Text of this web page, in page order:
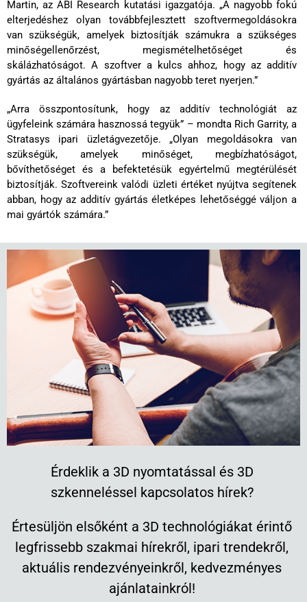
Martin, az ABI Research kutatási igazgatója. „A nagyobb fokú
elterjedéshez olyan továbbfejlesztett szoftvermegoldásokra
van szükségük, amelyek biztosítják számukra a szükséges
minőségellenőrzést, megismételhetőséget és
skálázhatóságot. A szoftver a kulcs ahhoz, hogy az additív
gyártás az általános gyártásban nagyobb teret nyerjen.”
„Arra összpontosítunk, hogy az additív technológiát az
ügyfeleink számára hasznossá tegyük” – mondta Rich Garrity, a
Stratasys ipari üzletágvezetője. „Olyan megoldásokra van
szükségük, amelyek minőséget, megbízhatóságot,
bővíthetőséget és a befektetésük egyértelmű megtérülését
biztosítják. Szoftvereink valódi üzleti értéket nyújtva segítenek
abban, hogy az additív gyártás életképes lehetőséggé váljon a
mai gyártók számára.”
Érdeklik a 3D nyomtatással és 3D
szkenneléssel kapcsolatos hírek?
Értesüljön elsőként a 3D technológiákat érintő
legfrissebb szakmai hírekről, ipari trendekről,
aktuális rendezvényeinkről, kedvezményes
ajánlatainkról!